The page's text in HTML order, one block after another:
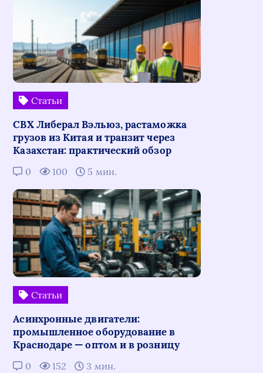
Статьи
СВХ Либерал Вэльюз, растаможка
грузов из Китая и транзит через
Казахстан: практический обзор
0 100 5 мин.
Статьи
Асинхронные двигатели:
промышленное оборудование в
Краснодаре — оптом и в розницу
0 152 3 мин.